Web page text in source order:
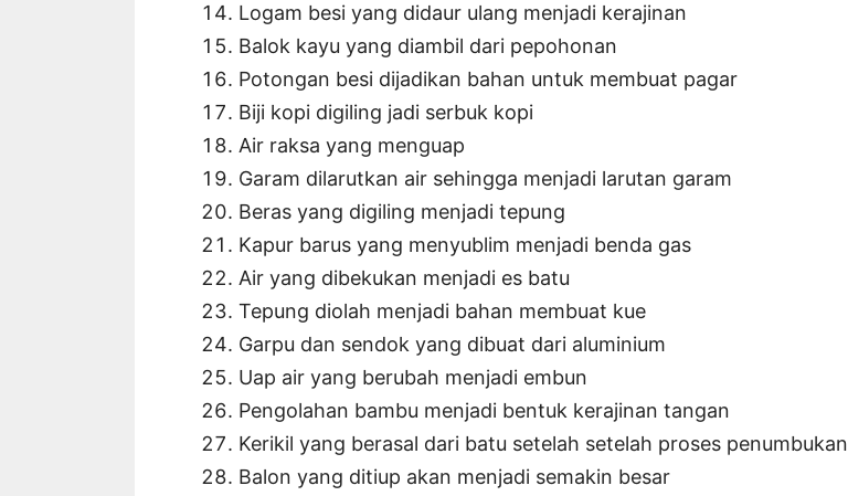
Logam besi yang didaur ulang menjadi kerajinan
Balok kayu yang diambil dari pepohonan
Potongan besi dijadikan bahan untuk membuat pagar
Biji kopi digiling jadi serbuk kopi
Air raksa yang menguap
Garam dilarutkan air sehingga menjadi larutan garam
Beras yang digiling menjadi tepung
Kapur barus yang menyublim menjadi benda gas
Air yang dibekukan menjadi es batu
Tepung diolah menjadi bahan membuat kue
Garpu dan sendok yang dibuat dari aluminium
Uap air yang berubah menjadi embun
Pengolahan bambu menjadi bentuk kerajinan tangan
Kerikil yang berasal dari batu setelah setelah proses penumbukan
Balon yang ditiup akan menjadi semakin besar